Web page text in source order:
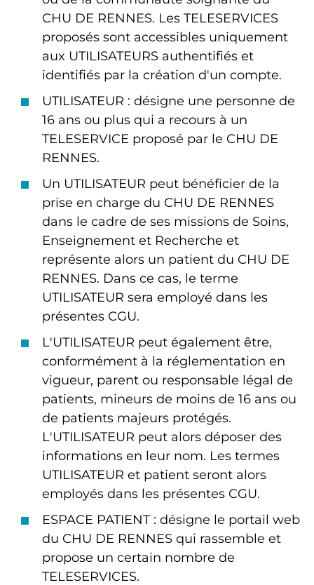
CHU DE RENNES. Les TELESERVICES
proposés sont accessibles uniquement
aux UTILISATEURS authentifiés et
identifiés par la création d'un compte.
UTILISATEUR : désigne une personne de
16 ans ou plus qui a recours à un
TELESERVICE proposé par le CHU DE
RENNES.
Un UTILISATEUR peut bénéficier de la
prise en charge du CHU DE RENNES
dans le cadre de ses missions de Soins,
Enseignement et Recherche et
représente alors un patient du CHU DE
RENNES. Dans ce cas, le terme
UTILISATEUR sera employé dans les
présentes CGU.
L'UTILISATEUR peut également être,
conformément à la réglementation en
vigueur, parent ou responsable légal de
patients, mineurs de moins de 16 ans ou
de patients majeurs protégés.
L'UTILISATEUR peut alors déposer des
informations en leur nom. Les termes
UTILISATEUR et patient seront alors
employés dans les présentes CGU.
ESPACE PATIENT : désigne le portail web
du CHU DE RENNES qui rassemble et
propose un certain nombre de
TELESERVICES.